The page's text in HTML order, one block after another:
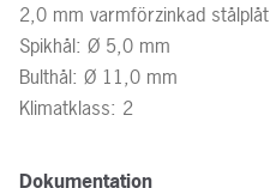
2,0 mm varmförzinkad stålplåt
Spikhål: Ø 5,0 mm
Bulthål: Ø 11,0 mm
Klimatklass: 2
Dokumentation